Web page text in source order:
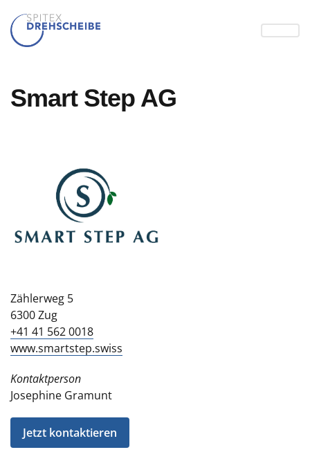
Smart Step AG
Zählerweg 5
6300 Zug
+41 41 562 0018
www.smartstep.swiss
Kontaktperson
Josephine Gramunt
Jetzt kontaktieren